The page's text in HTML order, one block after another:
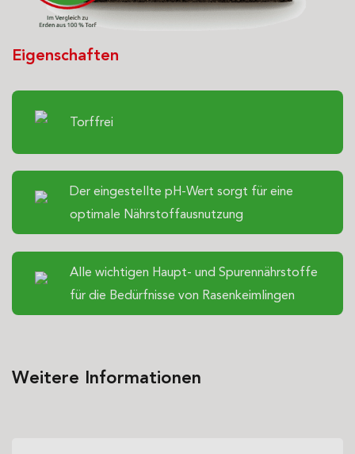
Eigenschaften
Torffrei
Der eingestellte pH-Wert sorgt für eine
optimale Nährstoffausnutzung
Alle wichtigen Haupt- und Spurennährstoffe
für die Bedürfnisse von Rasenkeimlingen
Weitere Informationen